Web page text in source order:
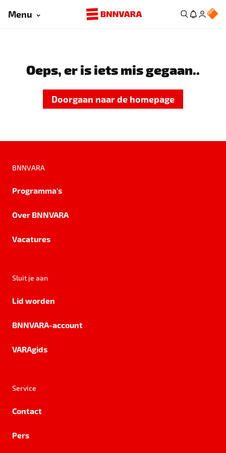
Menu
Oeps, er is iets mis gegaan..
Doorgaan naar de homepage
BNNVARA
Programma's
Over BNNVARA
Vacatures
Sluit je aan
Lid worden
BNNVARA-account
VARAgids
Service
Contact
Pers